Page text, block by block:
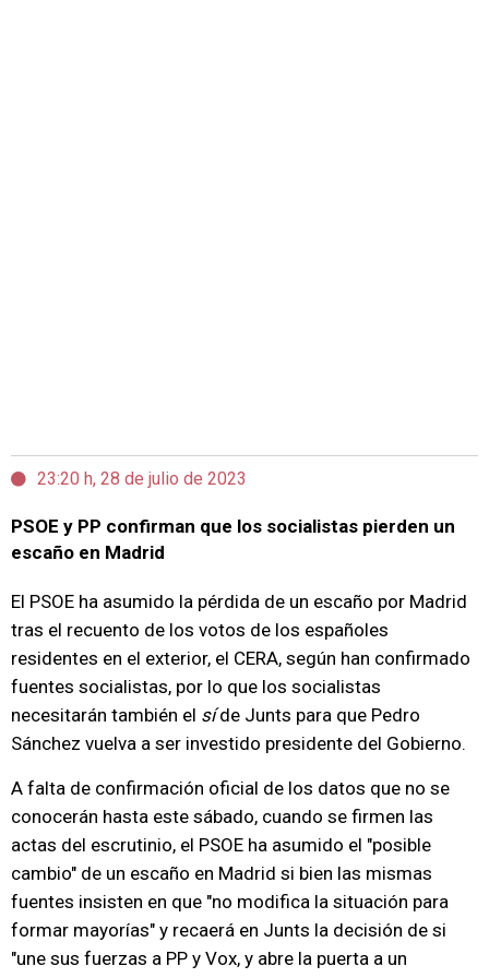
23:20 h, 28 de julio de 2023
PSOE y PP confirman que los socialistas pierden un
escaño en Madrid
El PSOE ha asumido la pérdida de un escaño por Madrid
tras el recuento de los votos de los españoles
residentes en el exterior, el CERA, según han confirmado
fuentes socialistas, por lo que los socialistas
necesitarán también el síde Junts para que Pedro
Sánchez vuelva a ser investido presidente del Gobierno.
A falta de confirmación oficial de los datos que no se
conocerán hasta este sábado, cuando se firmen las
actas del escrutinio, el PSOE ha asumido el "posible
cambio" de un escaño en Madrid si bien las mismas
fuentes insisten en que "no modifica la situación para
formar mayorías" y recaerá en Junts la decisión de si
"une sus fuerzas a PP y Vox, y abre la puerta a un